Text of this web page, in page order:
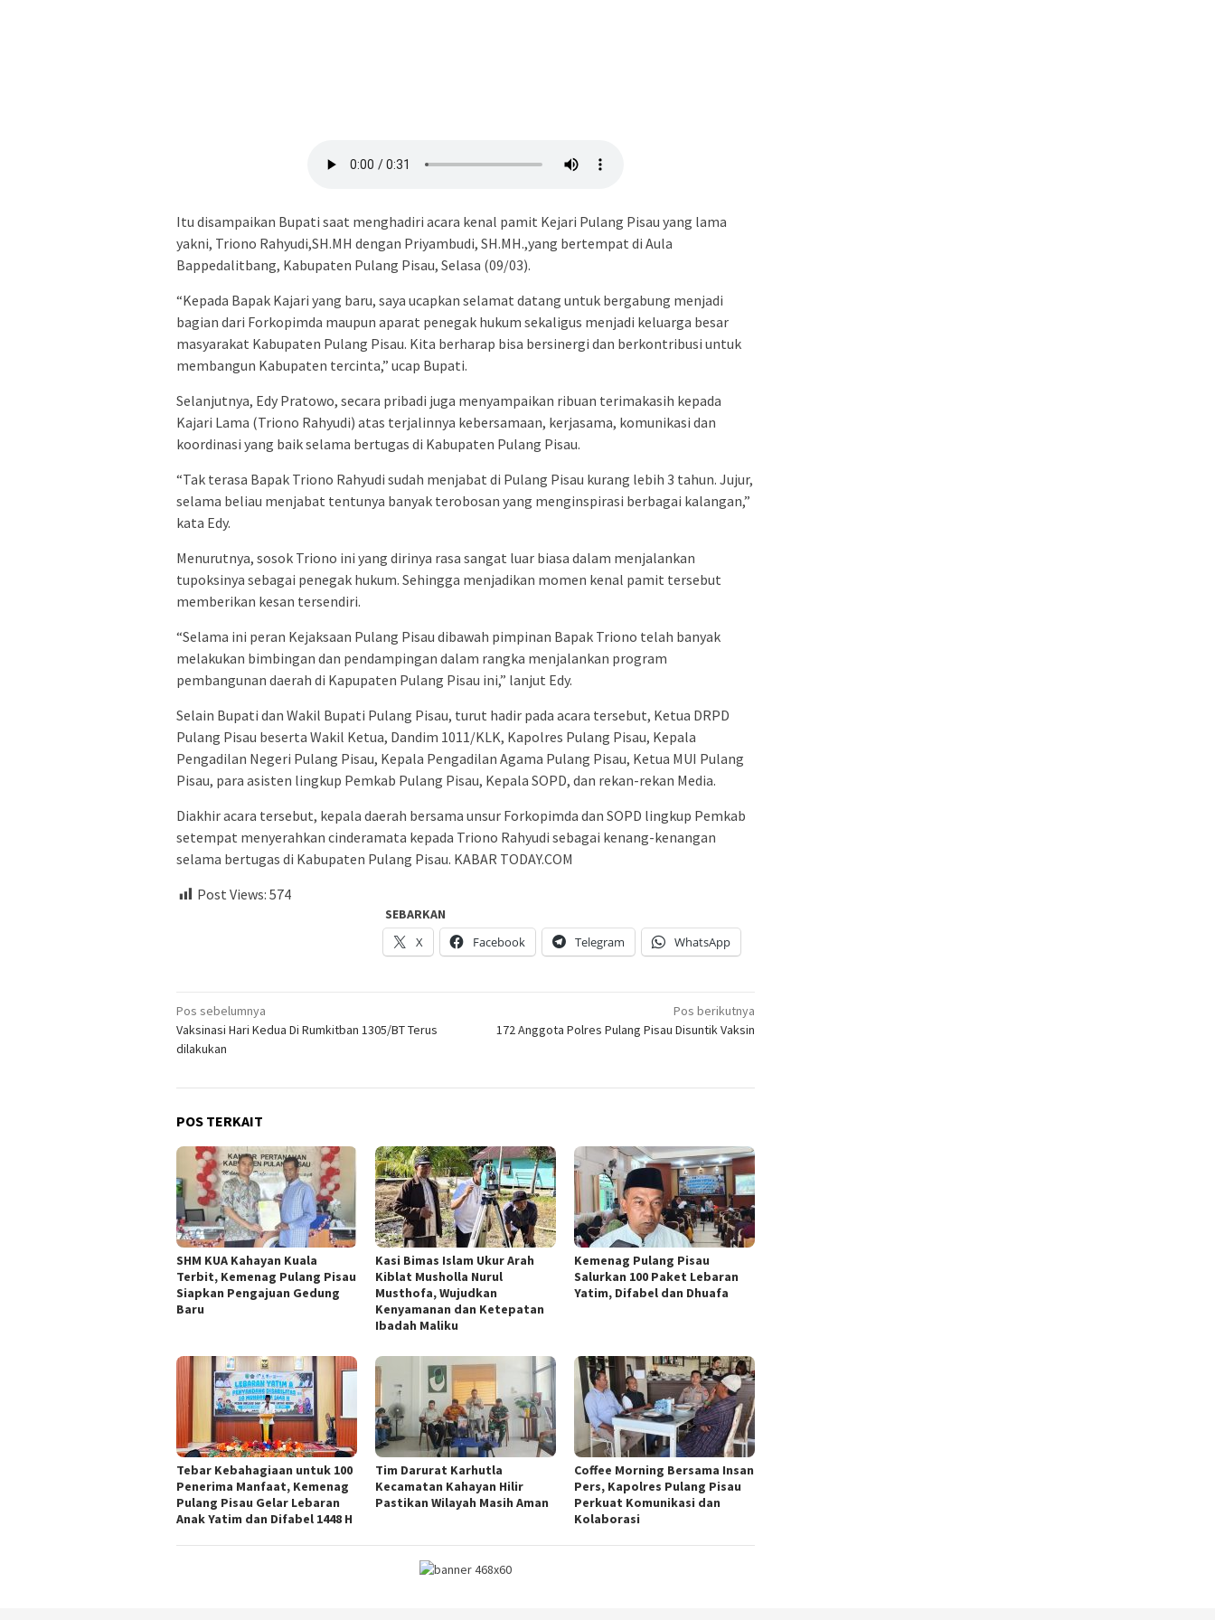
Itu disampaikan Bupati saat menghadiri acara kenal pamit Kejari Pulang Pisau yang lama
yakni, Triono Rahyudi,SH.MH dengan Priyambudi, SH.MH.,yang bertempat di Aula
Bappedalitbang, Kabupaten Pulang Pisau, Selasa (09/03).
“Kepada Bapak Kajari yang baru, saya ucapkan selamat datang untuk bergabung menjadi
bagian dari Forkopimda maupun aparat penegak hukum sekaligus menjadi keluarga besar
masyarakat Kabupaten Pulang Pisau. Kita berharap bisa bersinergi dan berkontribusi untuk
membangun Kabupaten tercinta,” ucap Bupati.
Selanjutnya, Edy Pratowo, secara pribadi juga menyampaikan ribuan terimakasih kepada
Kajari Lama (Triono Rahyudi) atas terjalinnya kebersamaan, kerjasama, komunikasi dan
koordinasi yang baik selama bertugas di Kabupaten Pulang Pisau.
“Tak terasa Bapak Triono Rahyudi sudah menjabat di Pulang Pisau kurang lebih 3 tahun. Jujur,
selama beliau menjabat tentunya banyak terobosan yang menginspirasi berbagai kalangan,”
kata Edy.
Menurutnya, sosok Triono ini yang dirinya rasa sangat luar biasa dalam menjalankan
tupoksinya sebagai penegak hukum. Sehingga menjadikan momen kenal pamit tersebut
memberikan kesan tersendiri.
“Selama ini peran Kejaksaan Pulang Pisau dibawah pimpinan Bapak Triono telah banyak
melakukan bimbingan dan pendampingan dalam rangka menjalankan program
pembangunan daerah di Kapupaten Pulang Pisau ini,” lanjut Edy.
Selain Bupati dan Wakil Bupati Pulang Pisau, turut hadir pada acara tersebut, Ketua DRPD
Pulang Pisau beserta Wakil Ketua, Dandim 1011/KLK, Kapolres Pulang Pisau, Kepala
Pengadilan Negeri Pulang Pisau, Kepala Pengadilan Agama Pulang Pisau, Ketua MUI Pulang
Pisau, para asisten lingkup Pemkab Pulang Pisau, Kepala SOPD, dan rekan-rekan Media.
Diakhir acara tersebut, kepala daerah bersama unsur Forkopimda dan SOPD lingkup Pemkab
setempat menyerahkan cinderamata kepada Triono Rahyudi sebagai kenang-kenangan
selama bertugas di Kabupaten Pulang Pisau. KABAR TODAY.COM
Post Views: 574
SEBARKAN
X
Facebook Telegram WhatsApp
Navigasi
pos
Pos sebelumnya
Vaksinasi Hari Kedua Di Rumkitban 1305/BT Terus
dilakukan
Pos berikutnya
172 Anggota Polres Pulang Pisau Disuntik Vaksin
POS TERKAIT
SHM KUA Kahayan Kuala
Terbit, Kemenag Pulang Pisau
Siapkan Pengajuan Gedung
Baru
Kasi Bimas Islam Ukur Arah
Kiblat Musholla Nurul
Musthofa, Wujudkan
Kenyamanan dan Ketepatan
Ibadah Maliku
Kemenag Pulang Pisau
Salurkan 100 Paket Lebaran
Yatim, Difabel dan Dhuafa
Tebar Kebahagiaan untuk 100
Penerima Manfaat, Kemenag
Pulang Pisau Gelar Lebaran
Anak Yatim dan Difabel 1448 H
Tim Darurat Karhutla
Kecamatan Kahayan Hilir
Pastikan Wilayah Masih Aman
Coffee Morning Bersama Insan
Pers, Kapolres Pulang Pisau
Perkuat Komunikasi dan
Kolaborasi